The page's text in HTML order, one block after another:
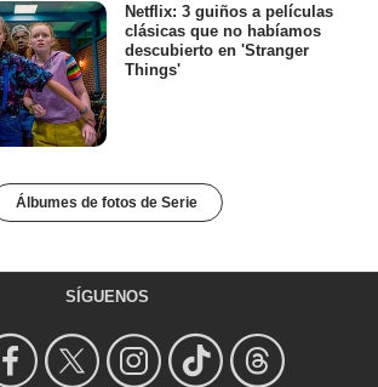
Netflix: 3 guiños a películas
clásicas que no habíamos
descubierto en 'Stranger
Things'
Álbumes de fotos de Serie
SÍGUENOS